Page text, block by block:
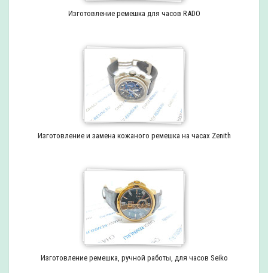
Изготовление ремешка для часов RADO
Изготовление и замена кожаного ремешка на часах Zenith
Изготовление ремешка, ручной работы, для часов Seiko